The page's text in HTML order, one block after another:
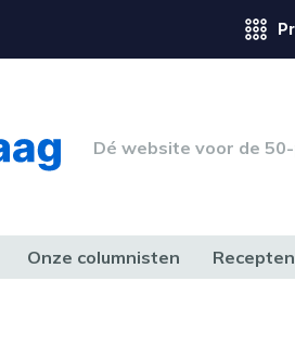
Dé website voor de
Onze columnisten Recepten